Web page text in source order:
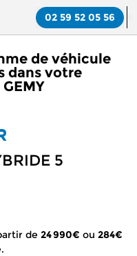
02 59 52 05 56
de véhicule
dans votre
5
de 24 990€ ou 284€